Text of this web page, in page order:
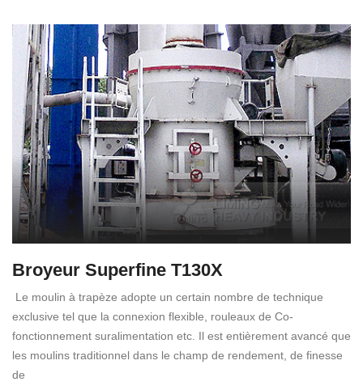
Broyeur Superfine T130X
Le moulin à trapèze adopte un certain nombre de technique
exclusive tel que la connexion flexible, rouleaux de Co-
fonctionnement suralimentation etc. Il est entièrement avancé que
les moulins traditionnel dans le champ de rendement, de finesse
de